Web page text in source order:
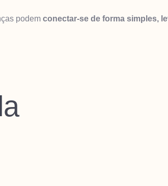
podem conectar-se de forma simples,